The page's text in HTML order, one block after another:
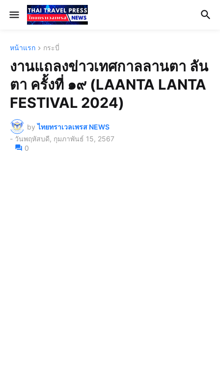
หน้าแรก กระบี่
งานแถลงข่าวเทศกาลลานตา ลัน
ตา ครั้งที่ ๑๙ (LAANTA LANTA
FESTIVAL 2024)
by ไทยทราเวลเพรส NEWS
- วันพฤหัสบดี, กุมภาพันธ์ 15, 2567
0